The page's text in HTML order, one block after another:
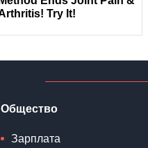
Общество
Зарплата